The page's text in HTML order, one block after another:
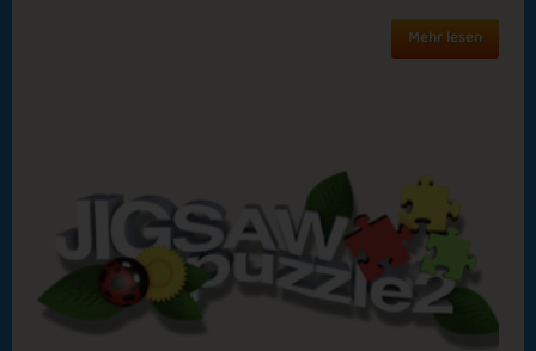
Harvest Month Summer Camp
Mehr lesen